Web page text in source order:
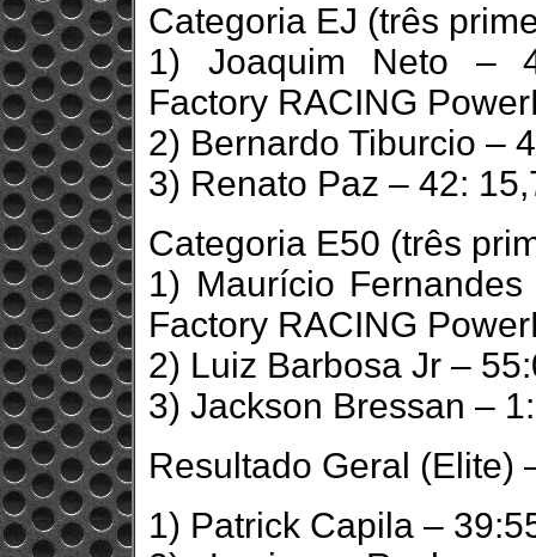
Categoria EJ (três
1) Joaquim Neto –
Factory RACING
2) Bernardo Tiburcio –
3) Renato Paz – 42:
Categoria E50 (três
1) Maurício
Factory RACING
2) Luiz Barbosa Jr –
3) Jackson Bressan –
Resultado Geral (Elite)
1) Patrick Capila –